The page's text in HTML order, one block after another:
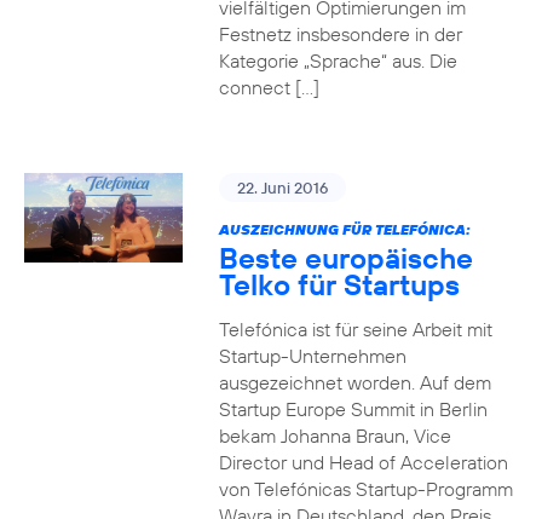
vielfältigen Optimierungen im
Festnetz insbesondere in der
Kategorie „Sprache“ aus. Die
connect […]
22. Juni 2016
AUSZEICHNUNG FÜR TELEFÓNICA:
Beste europäische
Telko für Startups
Telefónica ist für seine Arbeit mit
Startup-Unternehmen
ausgezeichnet worden. Auf dem
Startup Europe Summit in Berlin
bekam Johanna Braun, Vice
Director und Head of Acceleration
von Telefónicas Startup-Programm